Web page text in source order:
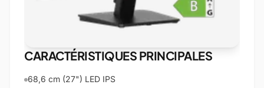
CARACTÉRISTIQUES PRINCIPALES
68,6 cm (27") LED IPS